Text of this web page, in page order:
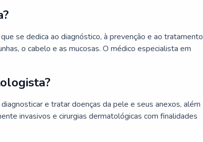
se dedica ao diagnóstico, à prevenção e ao tratamento
o cabelo e as mucosas. O médico especialista em
e tratar doenças da pele e seus anexos, além
invasivos e cirurgias dermatológicas com finalidades